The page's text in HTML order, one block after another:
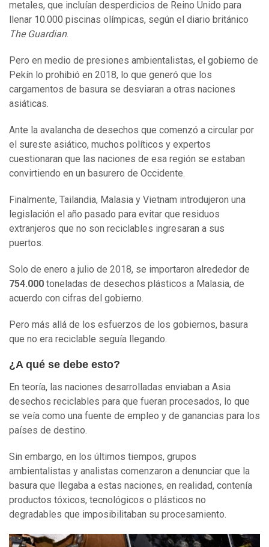
metales, que incluían desperdicios de Reino Unido para
llenar 10.000 piscinas olímpicas, según el diario británico
The Guardian.
Pero en medio de presiones ambientalistas, el gobierno de
Pekín lo prohibió en 2018, lo que generó que los
cargamentos de basura se desviaran a otras naciones
asiáticas.
Ante la avalancha de desechos que comenzó a circular por
el sureste asiático, muchos políticos y expertos
cuestionaran que las naciones de esa región se estaban
convirtiendo en un basurero de Occidente.
Finalmente, Tailandia, Malasia y Vietnam introdujeron una
legislación el año pasado para evitar que residuos
extranjeros que no son reciclables ingresaran a sus
puertos.
Solo de enero a julio de 2018, se importaron alrededor de
754.000 toneladas de desechos plásticos a Malasia, de
acuerdo con cifras del gobierno.
Pero más allá de los esfuerzos de los gobiernos, basura
que no era reciclable seguía llegando.
¿A qué se debe esto?
En teoría, las naciones desarrolladas enviaban a Asia
desechos reciclables para que fueran procesados, lo que
se veía como una fuente de empleo y de ganancias para los
países de destino.
Sin embargo, en los últimos tiempos, grupos
ambientalistas y analistas comenzaron a denunciar que la
basura que llegaba a estas naciones, en realidad, contenía
productos tóxicos, tecnológicos o plásticos no
degradables que imposibilitaban su procesamiento.